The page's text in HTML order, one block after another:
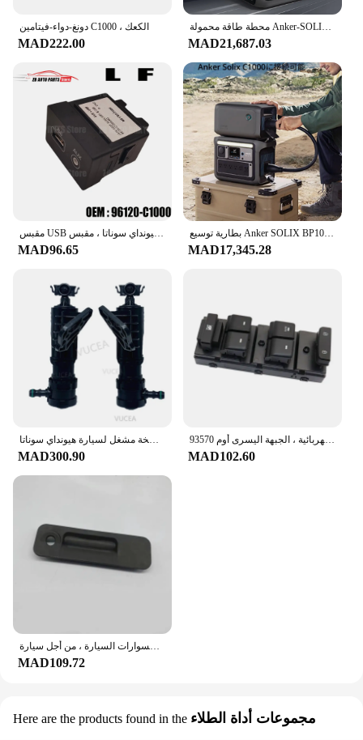
دونغ-دواء-فيتامين C1000 ، الكعك
MAD222.00
محطة طاقة محمولة Anker-SOLIX C1000 ، مولد طاقة شمسية ، شحن كامل في 58 دقيقة
MAD21,687.03
مقبس USB صغير لشركة هيونداي سوناتا ، مقبس AUX ، وحدة تجميع ، مناسب لطرازات LF ، 96120 - C1000
MAD96.65
بطارية توسيع Anker SOLIX BP1000 ، بطاريات LiFePO4 ، عمر 10 سنوات ، بطارية إضافية 1056Wh ، 1056Wh
MAD17,345.28
MAD300.90 MAD102.60
MAD109.72
Here are the products found in the مجموعات أداة الطلاء